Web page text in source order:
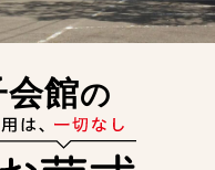
館の